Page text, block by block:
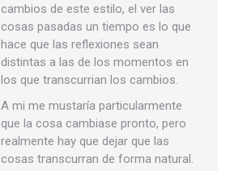
cambios de este estilo, el ver las
cosas pasadas un tiempo es lo que
hace que las reflexiones sean
distintas a las de los momentos en
los que transcurrian los cambios.
A mi me mustaría particularmente
que la cosa cambiase pronto, pero
realmente hay que dejar que las
cosas transcurran de forma natural.